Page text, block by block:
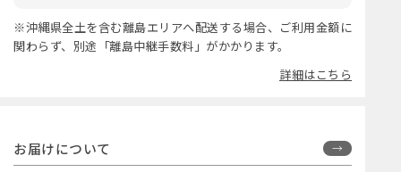
※沖縄県全土を含む離島エリアへ配送する場合、ご利用金額に
関わらず、別途「離島中継手数料」がかかります。
詳細はこちら
お届けについて